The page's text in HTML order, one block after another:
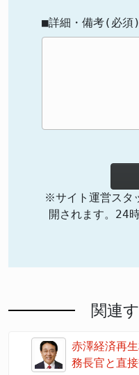
■詳細・備考(必須)
※サイト運営スタ
開されます。24
関連
赤澤経済再
務長官と直